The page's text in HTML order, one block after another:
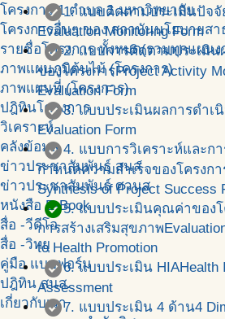
โครงการ 1 ตำบล 1 มหาวิทยาลัย
โครงการอื่นๆ ของ สถาบันนโยบายส
รายชื่อโครงการ ทั้งหมด(รวมทุกแผน
ภาพแผนภูมิต้นไม้ (โครงการ)
ภาพแผนที่ (โครงการ)
ปฎิทินโครงการ
วิเคราะห์
คลังข้อมูล
ข่าวประชาสัมพันธ์ สนส
ข่าวประชาสัมพันธ์ ศวนส
หนังสือ E-Book
สื่อ -วีดีโอ
สื่อ -วิทยุ
คู่มือ แบบฟอร์ม
ปฎิทิน สนส.
เกี่ยวกับเรา
check_circle1. แบบติดตามประเมินปัจจั
Evaluation Monitoring Form
check_circle2. แบบการติดตามประเมิน
ของโครงการProject Activity
Evaluation Form
check_circle3. แบบประเมินผลการดำเ
Evaluation Form
check_circle4. แบบการวิเคราะห์และก
กำหนดความสำเร็จของโครงกา
Synthesis of Project Success
check_circle5. แบบประเมินคุณค่าของโ
การสร้างเสริมสุขภาพ
to Health Promotion
check_circle6. แบบประเมิน HIAHealth
Assessment
check_circle7. แบบประเมิน 4 ด้าน4